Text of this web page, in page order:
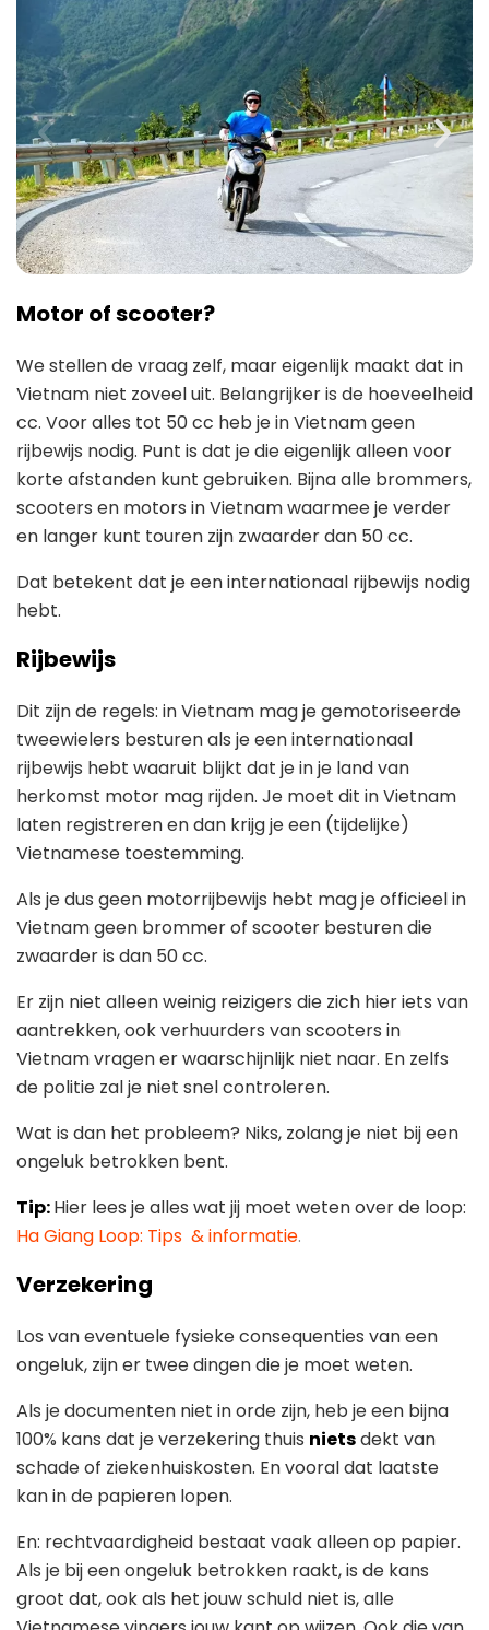
Motor of scooter?
We stellen de vraag zelf, maar eigenlijk maakt dat in
Vietnam niet zoveel uit. Belangrijker is de hoeveelheid
cc. Voor alles tot 50 cc heb je in Vietnam geen
rijbewijs nodig. Punt is dat je die eigenlijk alleen voor
korte afstanden kunt gebruiken. Bijna alle brommers,
scooters en motors in Vietnam waarmee je verder
en langer kunt touren zijn zwaarder dan 50 cc.
Dat betekent dat je een internationaal rijbewijs nodig
hebt.
Rijbewijs
Dit zijn de regels: in Vietnam mag je gemotoriseerde
tweewielers besturen als je een internationaal
rijbewijs hebt waaruit blijkt dat je in je land van
herkomst motor mag rijden. Je moet dit in Vietnam
laten registreren en dan krijg je een (tijdelijke)
Vietnamese toestemming.
Als je dus geen motorrijbewijs hebt mag je officieel in
Vietnam geen brommer of scooter besturen die
zwaarder is dan 50 cc.
Er zijn niet alleen weinig reizigers die zich hier iets van
aantrekken, ook verhuurders van scooters in
Vietnam vragen er waarschijnlijk niet naar. En zelfs
de politie zal je niet snel controleren.
Wat is dan het probleem? Niks, zolang je niet bij een
ongeluk betrokken bent.
Tip:Hier lees je alles wat jij moet weten over de loop:
Ha Giang Loop: Tips & informatie.
Verzekering
Los van eventuele fysieke consequenties van een
ongeluk, zijn er twee dingen die je moet weten.
Als je documenten niet in orde zijn, heb je een bijna
100% kans dat je verzekering thuis nietsdekt van
schade of ziekenhuiskosten. En vooral dat laatste
kan in de papieren lopen.
En: rechtvaardigheid bestaat vaak alleen op papier.
Als je bij een ongeluk betrokken raakt, is de kans
groot dat, ook als het jouw schuld niet is, alle